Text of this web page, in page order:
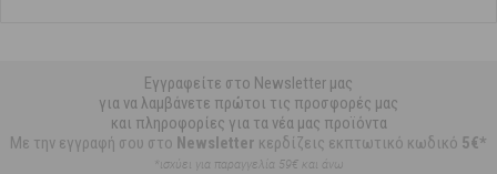
Εγγραφείτε στο Newsletter μας
για να λαμβάνετε πρώτοι τις προσφορές μας
και πληροφορίες για τα νέα μας προϊόντα
Με την εγγραφή σου στο Newsletter κερδίζεις εκπτωτικό κωδικό 5€*
*ισχύει για παραγγελία 59€ και άνω